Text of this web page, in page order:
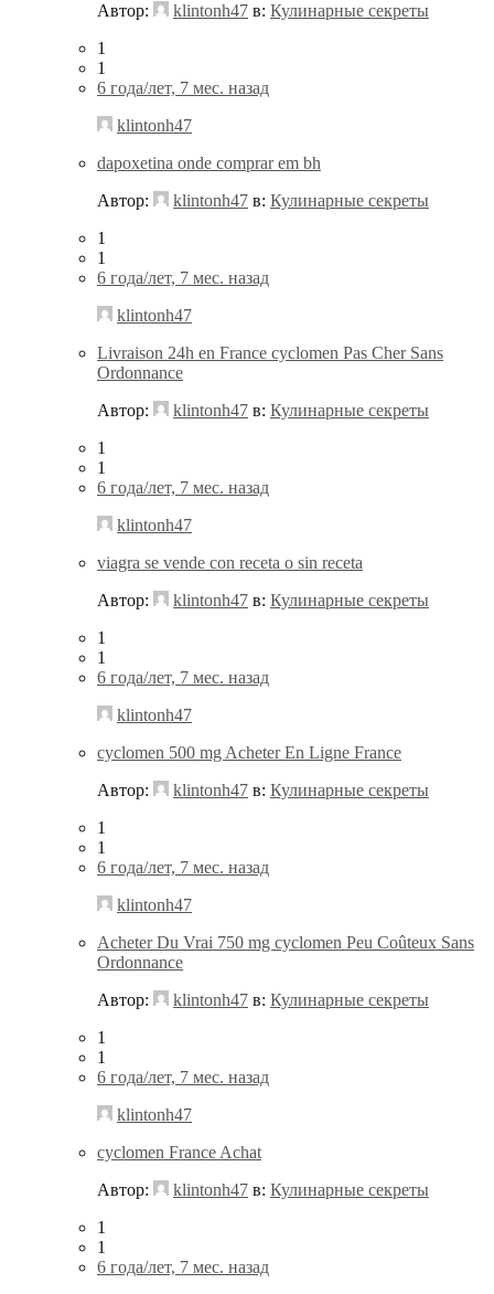
Автор:
klintonh47 в: Кулинарные секреты
1
1
6 года/лет, 7 мес. назад
klintonh47
dapoxetina onde comprar em bh
Автор:
klintonh47 в: Кулинарные секреты
1
1
6 года/лет, 7 мес. назад
klintonh47
Livraison 24h en France cyclomen Pas Cher Sans
Ordonnance
Автор:
klintonh47 в: Кулинарные секреты
1
1
6 года/лет, 7 мес. назад
klintonh47
viagra se vende con receta o sin receta
Автор:
klintonh47 в: Кулинарные секреты
1
1
6 года/лет, 7 мес. назад
klintonh47
cyclomen 500 mg Acheter En Ligne France
Автор:
klintonh47 в: Кулинарные секреты
1
1
6 года/лет, 7 мес. назад
klintonh47
Acheter Du Vrai 750 mg cyclomen Peu Coûteux Sans
Ordonnance
Автор:
klintonh47 в: Кулинарные секреты
1
1
6 года/лет, 7 мес. назад
klintonh47
cyclomen France Achat
Автор:
klintonh47 в: Кулинарные секреты
1
1
6 года/лет, 7 мес. назад